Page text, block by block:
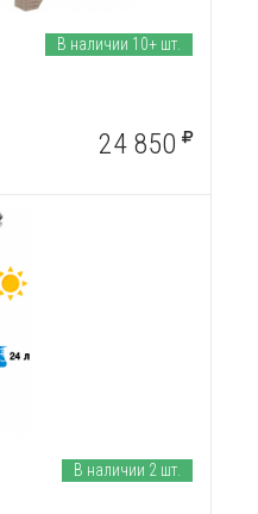
В наличии 10+ шт.
24 850
В наличии 2 шт.